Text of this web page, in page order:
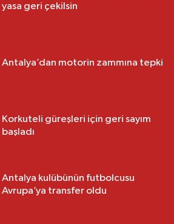
yasa geri çekilsin
Antalya’dan motorin zammına tepki
Korkuteli güreşleri için geri sayım
başladı
Antalya kulübünün futbolcusu
Avrupa’ya transfer oldu